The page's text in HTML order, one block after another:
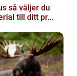
du
till ditt pr...